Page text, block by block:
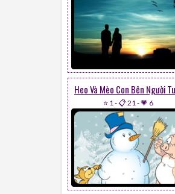
⭐ 1 -📋 21 -💗 6